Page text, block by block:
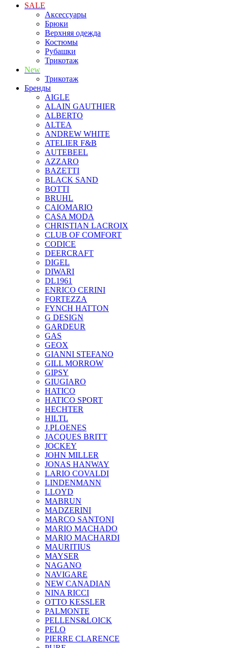
SALE
Аксессуары
Брюки
Верхняя одежда
Костюмы
Рубашки
Трикотаж
New
Трикотаж
Бренды
AIGLE
ALAIN GAUTHIER
ALBERTO
ALTEA
ANDREW WHITE
ATELIER F&B
AUTEBEEL
AZZARO
BAZETTI
BLACK SAND
BOTTI
BRUHL
CAIOMARIO
CASA MODA
CHRISTIAN LACROIX
CLUB OF COMFORT
CODICE
DEERCRAFT
DIGEL
DIWARI
DL1961
ENRICO CERINI
FORTEZZA
FYNCH HATTON
G DESIGN
GARDEUR
GAS
GEOX
GIANNI STEFANO
GILL MORROW
GIPSY
GIUGIARO
HATICO
HATICO SPORT
HECHTER
HILTL
J.PLOENES
JAСQUES BRITT
JOCKEY
JOHN MILLER
JONAS HANWAY
LARIO COVALDI
LINDENMANN
LLOYD
MABRUN
MADZERINI
MARCO SANTONI
MARIO MACHADO
MARIO MACHARDI
MAURITIUS
MAYSER
NAGANO
NAVIGARE
NEW CANADIAN
NINA RICCI
OTTO KESSLER
PALMONTE
PELLENS&LOICK
PELO
PIERRE CLARENCE